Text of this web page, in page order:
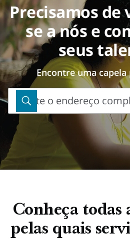
Precisamos de
se a nós e
seus
Encontre uma
Digite o endereço
Digite
endereço
completo
Conheça todas
pelas quais